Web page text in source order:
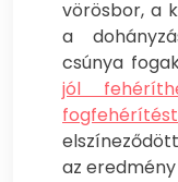
vörösbor, a
a
csúnya
jól
az eredmény